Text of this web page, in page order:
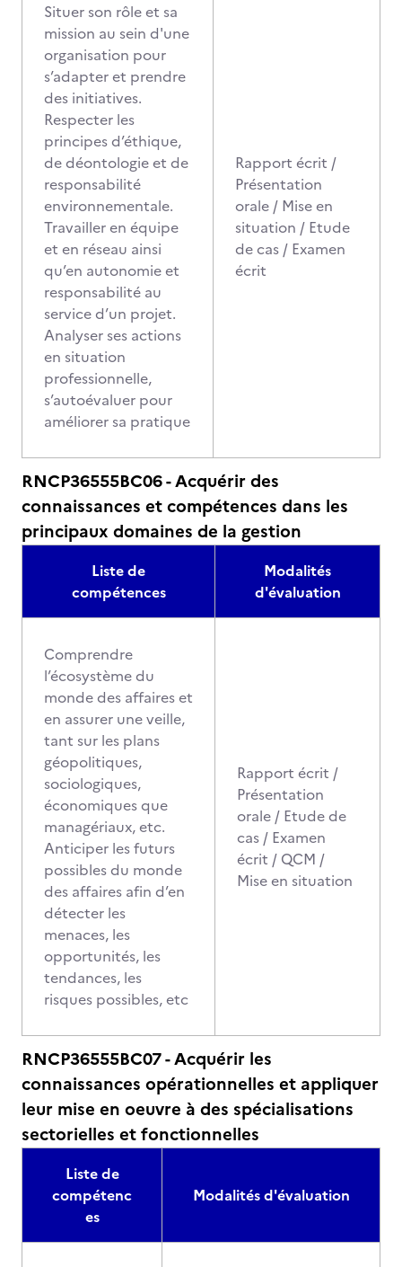
Situer son rôle et sa
mission au sein d'une
organisation pour
s’adapter et prendre
des initiatives.
Respecter les
principes d’éthique,
de déontologie et de
responsabilité
environnementale.
Travailler en équipe
et en réseau ainsi
qu’en autonomie et
responsabilité au
service d’un projet.
Analyser ses actions
en situation
professionnelle,
s’autoévaluer pour
améliorer sa pratique
Rapport écrit /
Présentation
orale / Mise en
situation / Etude
de cas / Examen
écrit
RNCP36555BC06 - Acquérir des
connaissances et compétences dans les
principaux domaines de la gestion
Liste de
compétences
Modalités
d'évaluation
Comprendre
l’écosystème du
monde des affaires et
en assurer une veille,
tant sur les plans
géopolitiques,
sociologiques,
économiques que
managériaux, etc.
Anticiper les futurs
possibles du monde
des affaires afin d’en
détecter les
menaces, les
opportunités, les
tendances, les
risques possibles, etc
Rapport écrit /
Présentation
orale / Etude de
cas / Examen
écrit / QCM /
Mise en situation
RNCP36555BC07 - Acquérir les
connaissances opérationnelles et appliquer
leur mise en oeuvre à des spécialisations
sectorielles et fonctionnelles
Liste de
compétenc
es
Modalités d'évaluation